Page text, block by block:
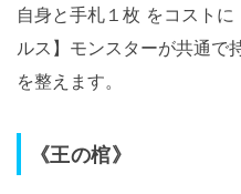
自身と手札１枚 をコスト
ルス】モンスターが共通
を整えます。
《王の棺》